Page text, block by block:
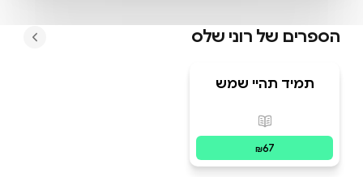
הספרים של רוני שלס
תמיד תהיי שמש
לכתיבה אינטואיטיבית
פורמטים זמינים
₪67